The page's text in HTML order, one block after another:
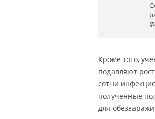
Кроме того,
подавляют
сотни
полученные
для